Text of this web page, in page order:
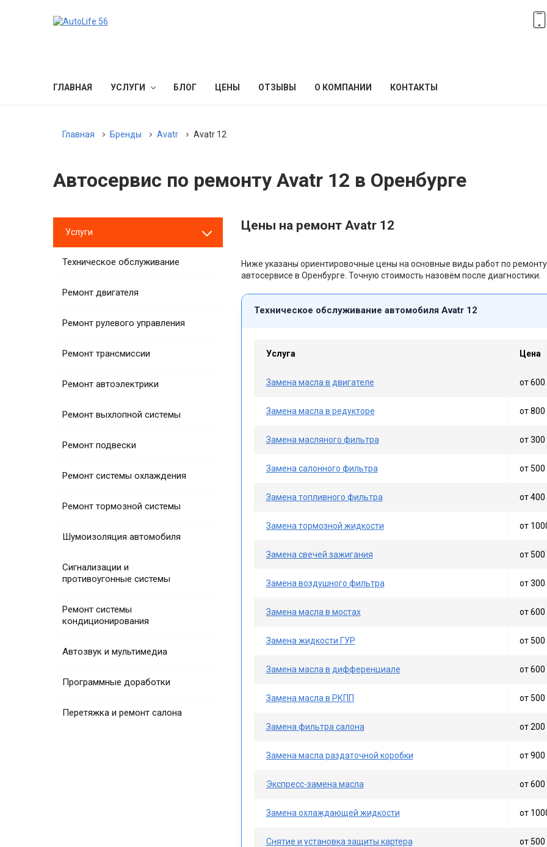
ГЛАВНАЯ УСЛУГИ БЛОГ ЦЕНЫ ОТЗЫВЫ О КОМПАНИИ КОНТАКТЫ
Главная Бренды Avatr Avatr 12
Автосервис по ремонту Avatr 12 в Оренбурге
Услуги
Техническое обслуживание
Ремонт двигателя
Ремонт рулевого управления
Ремонт трансмиссии
Ремонт автоэлектрики
Ремонт выхлопной системы
Ремонт подвески
Ремонт системы охлаждения
Ремонт тормозной системы
Шумоизоляция автомобиля
Сигнализации и
противоугонные системы
Ремонт системы
кондиционирования
Автозвук и мультимедиа
Программные доработки
Перетяжка и ремонт салона
Цены на ремонт Avatr 12
Ниже указаны ориентировочные цены на основные виды работ по
автосервисе в Оренбурге. Точную стоимость назовём после диагностики.
Техническое обслуживание автомобиля Avatr 12
Услуга Цена
Замена масла в двигателе от 600
Замена масла в редукторе от 800
Замена масляного фильтра от 300
Замена салонного фильтра от 500
Замена топливного фильтра от 400
Замена тормозной жидкости от
Замена свечей зажигания от 500
Замена воздушного фильтра от 300
Замена масла в мостах от 600
Замена жидкости ГУР от 500
Замена масла в дифференциале от 600
Замена масла в РКПП от 500
Замена фильтра салона от 200
Замена масла раздаточной коробки от 900
Экспресс-замена масла от 600
Замена охлаждающей жидкости от
Снятие и установка защиты картера от 500